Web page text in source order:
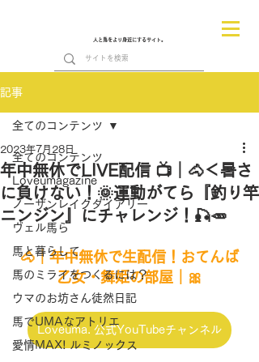
人と馬をより身近にするサイト。
記事
全てのコンテンツ
Loveumagazine
ノーザンレイクダイアリー
ヴェル馬ら
馬と暮らして
馬のミライをつくるには？
ウマのお坊さん徒然日記
馬でUMAなアトリエ
愛情MAX! ルミノックス
全てのコンテンツ
年中無休でLIVE配信 📺｜🐴＜暑さ
に負けない！🌞運動がてら『釣り竿
ニンジン』にチャレンジ！🎣🥕
2023年7月28日
🐴｜年中無休で生配信！おてんば
乙女・舞姫の部屋｜🎀
Loveuma. 公式YouTubeチャンネル